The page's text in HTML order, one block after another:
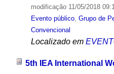
modificação11/05/2018
Evento público, Grupo de
Convencional
Localizado em
5th IEA International